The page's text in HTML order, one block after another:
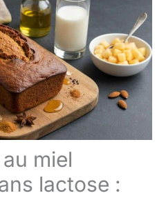
miel
lactose :